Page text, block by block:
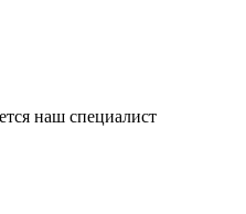
наш специалист